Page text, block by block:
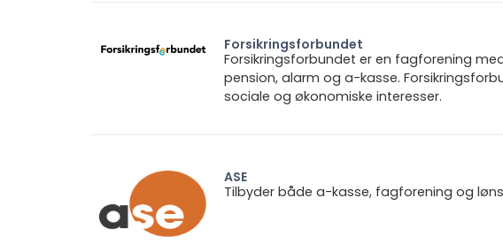
Forsikringsforbundet
Forsikringsforbundet er en fagforening
pension, alarm og a-kasse.
sociale og økonomiske interesser.
ASE
Tilbyder både a-kasse, fagforening og